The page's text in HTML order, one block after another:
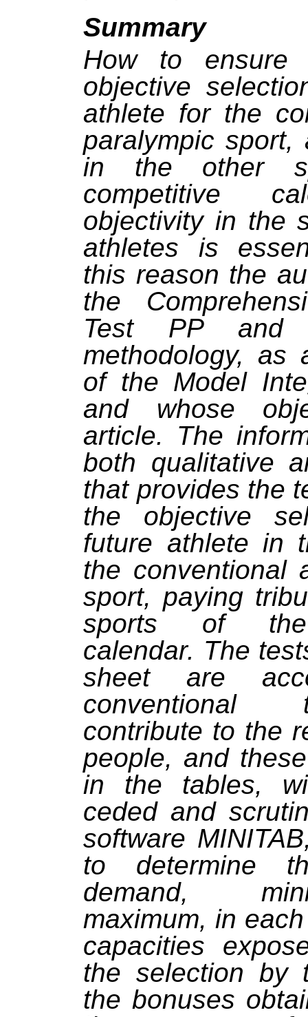
Summary
How to
objective
athlete for the
paralympic sport,
in the other
competitive
objectivity in the
athletes is
this reason the
the
Test PP and
methodology, as
of the Model
and whose
article. The
both qualitative
that provides the
the objective
future athlete in
the conventional
sport, paying
sports of the
calendar. The
sheet are
contribute to the
people, and
in the tables,
ceded and
software
to determine
demand,
maximum, in
capacities
the selection by
the bonuses